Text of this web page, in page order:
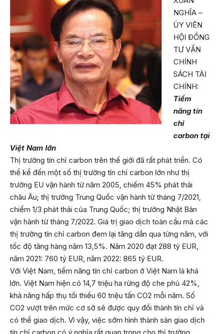
NGHĨA –
ỦY VIÊN
HỘI ĐỒNG
TƯ VẤN
CHÍNH
SÁCH TÀI
CHÍNH:
Tiềm
năng tín
chỉ
carbon tại
Việt Nam lớn
Thị trường tín chỉ carbon trên thế giới đã rất phát triển. Có
thể kể đến một số thị trường tín chỉ carbon lớn như thị
trường EU vận hành từ năm 2005, chiếm 45% phát thải
châu Âu; thị trường Trung Quốc vận hành từ tháng 7/2021,
chiếm 1/3 phát thải của Trung Quốc; thị trường Nhật Bản
vận hành từ tháng 7/2022. Giá trị giao dịch toàn cầu mà các
thị trường tín chỉ carbon đem lại tăng dần qua từng năm, với
tốc độ tăng hàng năm 13,5%. Năm 2020 đạt 288 tỷ EUR,
năm 2021: 760 tỷ EUR, năm 2022: 865 tỷ EUR.
Với Việt Nam, tiềm năng tín chỉ carbon ở Việt Nam là khá
lớn. Việt Nam hiện có 14,7 triệu ha rừng độ che phủ 42%,
khả năng hấp thụ tối thiểu 60 triệu tấn CO2 mỗi năm. Số
CO2 vượt trên mức cơ sở sẽ được quy đổi thành tín chỉ và
có thể giao dịch. Vì vậy, việc sớm hình thành sàn giao dịch